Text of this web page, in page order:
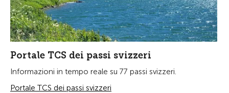
Portale TCS dei passi svizzeri
Informazioni in tempo reale su 77 passi svizzeri.
Portale TCS dei passi svizzeri